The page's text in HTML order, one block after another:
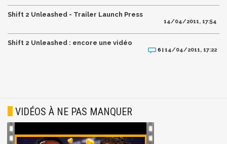
Shift 2 Unleashed - Trailer Launch Press
14/04/2011, 17:54
Shift 2 Unleashed : encore une vidéo
6 |14/04/2011, 17:22
VIDÉOS À NE PAS MANQUER